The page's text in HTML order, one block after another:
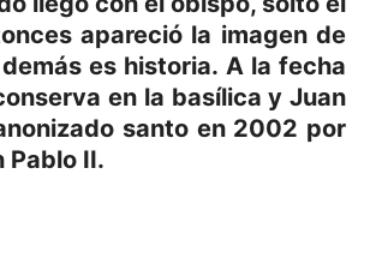
apareció la imagen de
es historia. A la fecha
en la basílica y Juan
santo en 2002 por
Pablo II.